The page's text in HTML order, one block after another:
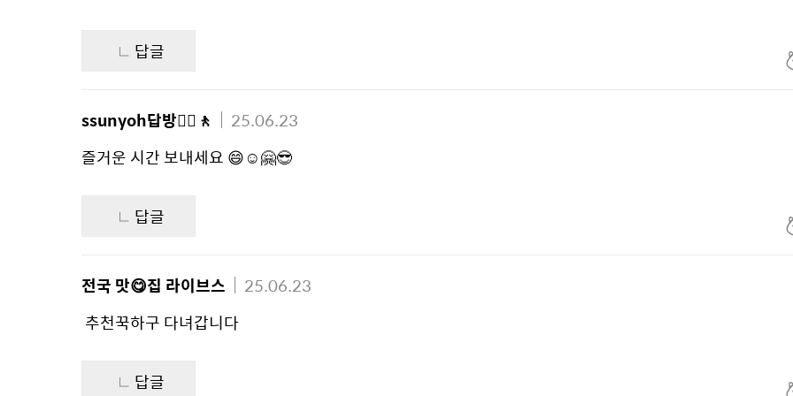
답글
ssunyoh답방🚶‍♀️🚶
25.06.23
즐거운 시간 보내세요 😄☺🤗😎
답글
전국 맛😋집 라이브스
25.06.23
추천꾹하구 다녀갑니다
답글